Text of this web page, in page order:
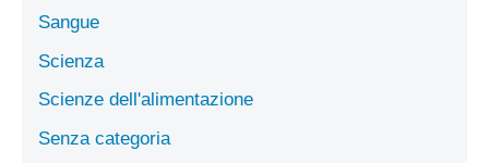
Sangue
Scienza
Scienze dell'alimentazione
Senza categoria